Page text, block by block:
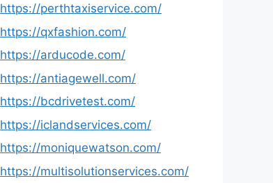
https://perthtaxiservice.com/
https://qxfashion.com/
https://arducode.com/
https://antiagewell.com/
https://bcdrivetest.com/
https://iclandservices.com/
https://moniquewatson.com/
https://multisolutionservices.com/